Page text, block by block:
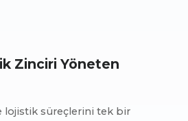
Zinciri Yöneten
lojistik süreçlerini tek bir